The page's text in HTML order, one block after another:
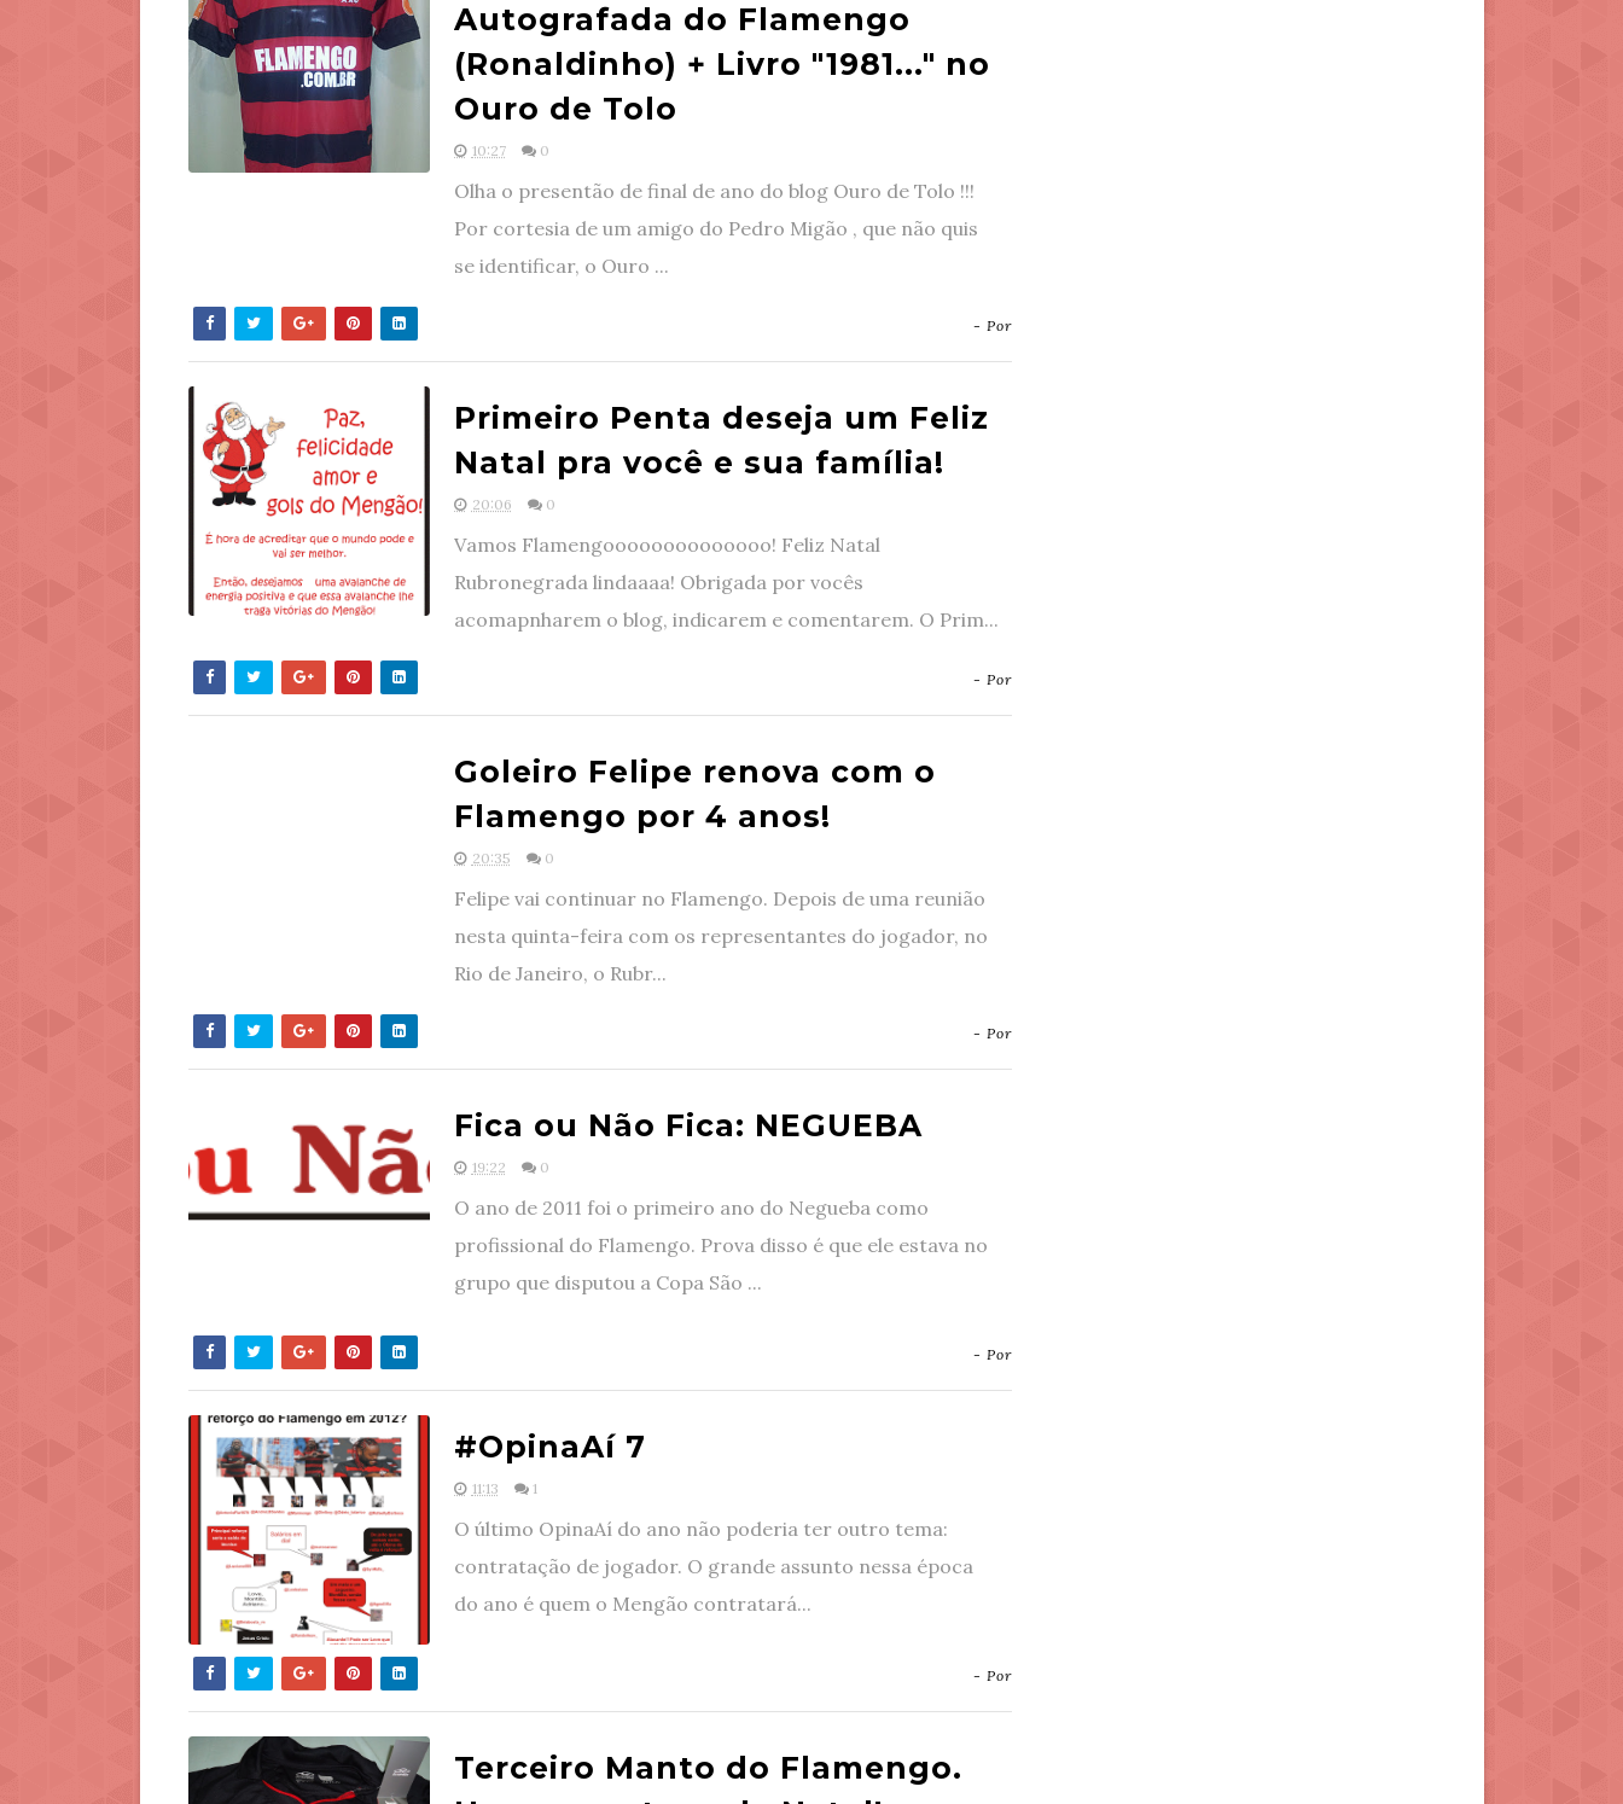
Autografada do Flamengo
(Ronaldinho) + Livro "1981..." no
Ouro de Tolo
10:27 0
Olha o presentão de final de ano do blog Ouro de Tolo !!!
Por cortesia de um amigo do Pedro Migão , que não quis
se identificar, o Ouro ...
- Por
Primeiro Penta deseja um Feliz
Natal pra você e sua família!
20:06 0
Vamos Flamengoooooooooooooo! Feliz Natal
Rubronegrada lindaaaa! Obrigada por vocês
acomapnharem o blog, indicarem e comentarem. O Prim...
- Por
Goleiro Felipe renova com o
Flamengo por 4 anos!
20:35 0
Felipe vai continuar no Flamengo. Depois de uma reunião
nesta quinta-feira com os representantes do jogador, no
Rio de Janeiro, o Rubr...
- Por
Fica ou Não Fica: NEGUEBA
19:22 0
O ano de 2011 foi o primeiro ano do Negueba como
profissional do Flamengo. Prova disso é que ele estava no
grupo que disputou a Copa São ...
- Por
#OpinaAí 7
11:13 1
O último OpinaAí do ano não poderia ter outro tema:
contratação de jogador. O grande assunto nessa época
do ano é quem o Mengão contratará...
- Por
Terceiro Manto do Flamengo.